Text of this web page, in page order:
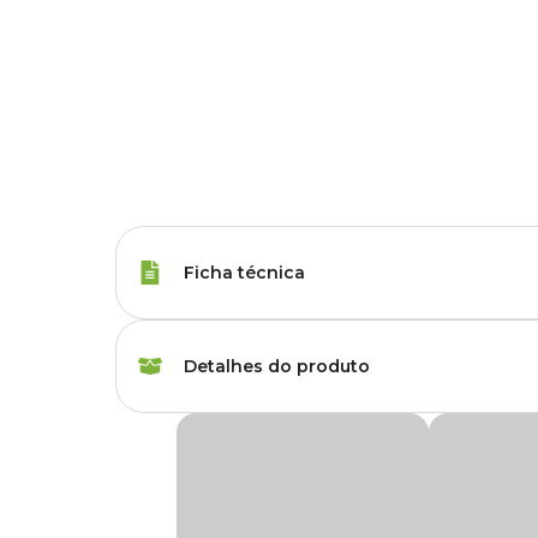
Ficha técnica
Peso da Ração 800 g, 2 kg, 7.5 kg
Detalhes do produto